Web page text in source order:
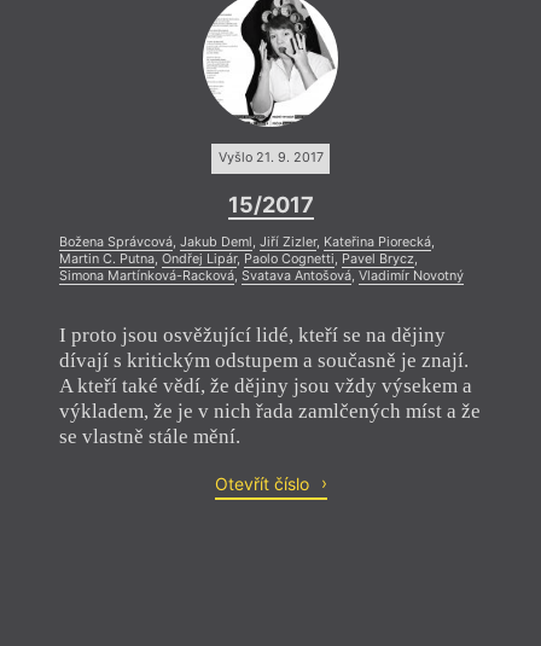
Vyšlo 21. 9. 2017
15/2017
Božena Správcová, Jakub Deml, Jiří Zizler, Kateřina Piorecká,
Martin C. Putna, Ondřej Lipár, Paolo Cognetti, Pavel Brycz,
Simona Martínková-Racková, Svatava Antošová, Vladimír Novotný
I proto jsou osvěžující lidé, kteří se na dějiny
dívají s kritickým odstupem a současně je znají.
A kteří také vědí, že dějiny jsou vždy výsekem a
výkladem, že je v nich řada zamlčených míst a že
se vlastně stále mění.
Otevřít číslo